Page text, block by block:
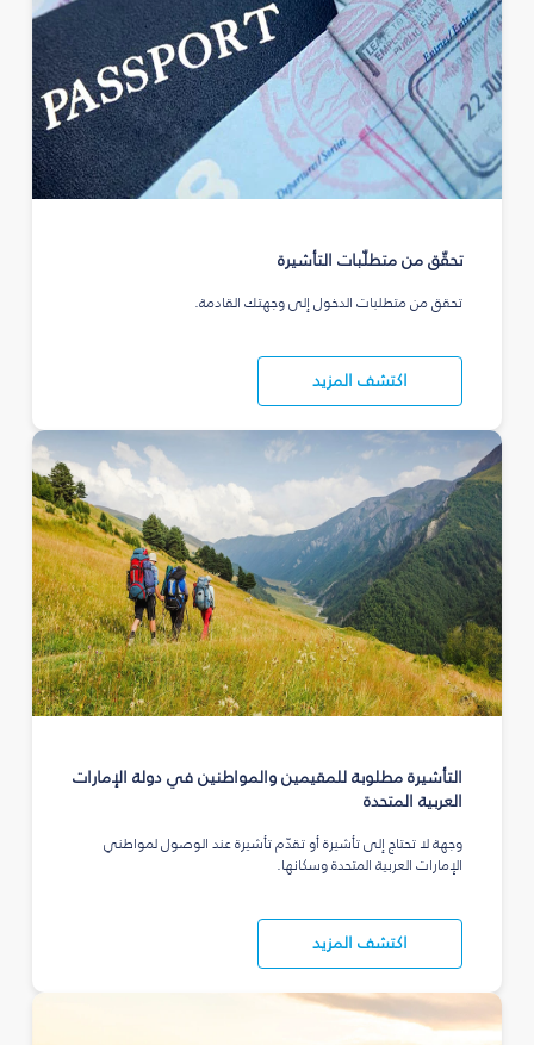
تحقّق من متطلّبات التأشيرة
تحقق من متطلبات الدخول إلى وجهتك القادمة.
اكتشف المزيد
التأشيرة مطلوبة للمقيمين والمواطنين في دولة الإمارات
العربية المتحدة
وجهة لا تحتاج إلى تأشيرة أو تقدّم تأشيرة عند الوصول لمواطني
الإمارات العربية المتحدة وسكانها.
اكتشف المزيد